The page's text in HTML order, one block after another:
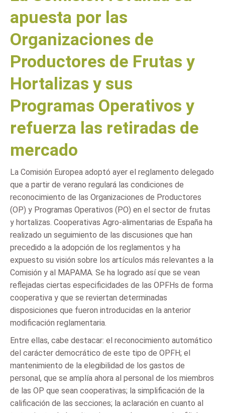
apuesta por las
Organizaciones de
Productores de Frutas y
Hortalizas y sus
Programas Operativos y
refuerza las retiradas de
mercado
La Comisión Europea adoptó ayer el reglamento delegado
que a partir de verano regulará las condiciones de
reconocimiento de las Organizaciones de Productores
(OP) y Programas Operativos (PO) en el sector de frutas
y hortalizas. Cooperativas Agro-alimentarias de España ha
realizado un seguimiento de las discusiones que han
precedido a la adopción de los reglamentos y ha
expuesto su visión sobre los artículos más relevantes a la
Comisión y al MAPAMA. Se ha logrado así que se vean
reflejadas ciertas especificidades de las OPFHs de forma
cooperativa y que se reviertan determinadas
disposiciones que fueron introducidas en la anterior
modificación reglamentaria.
Entre ellas, cabe destacar: el reconocimiento automático
del carácter democrático de este tipo de OPFH; el
mantenimiento de la elegibilidad de los gastos de
personal, que se amplía ahora al personal de los miembros
de las OP que sean cooperativas; la simplificación de la
calificación de las secciones; la aclaración en cuanto al